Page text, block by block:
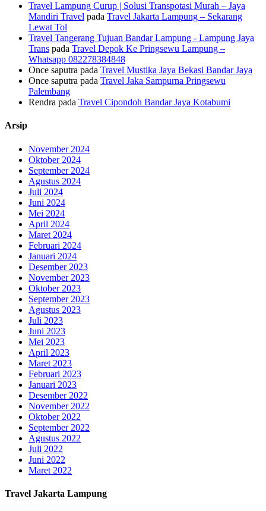
Travel Lampung Curup | Solusi Transpotasi Murah – Jaya
Mandiri Travel pada Travel Jakarta Lampung – Sekarang
Lewat Tol
Travel Tangerang Tujuan Bandar Lampung - Lampung Jaya
Trans pada Travel Depok Ke Pringsewu Lampung –
Whatsapp 082278384848
Once saputra pada Travel Mustika Jaya Bekasi Bandar Jaya
Once saputra pada Travel Jaka Sampurna Pringsewu
Palembang
Rendra pada Travel Cipondoh Bandar Jaya Kotabumi
Arsip
November 2024
Oktober 2024
September 2024
Agustus 2024
Juli 2024
Juni 2024
Mei 2024
April 2024
Maret 2024
Februari 2024
Januari 2024
Desember 2023
November 2023
Oktober 2023
September 2023
Agustus 2023
Juli 2023
Juni 2023
Mei 2023
April 2023
Maret 2023
Februari 2023
Januari 2023
Desember 2022
November 2022
Oktober 2022
September 2022
Agustus 2022
Juli 2022
Juni 2022
Maret 2022
Travel Jakarta Lampung